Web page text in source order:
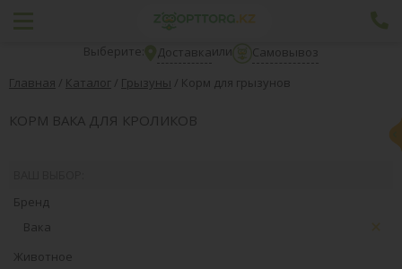
Выберите: Доставкаили
Самовывоз
Главная / Каталог / Грызуны / Корм для грызунов
КОРМ ВАКА ДЛЯ КРОЛИКОВ
Бренд
Вака
Животное